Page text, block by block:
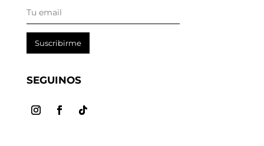
Suscribirme
SEGUINOS